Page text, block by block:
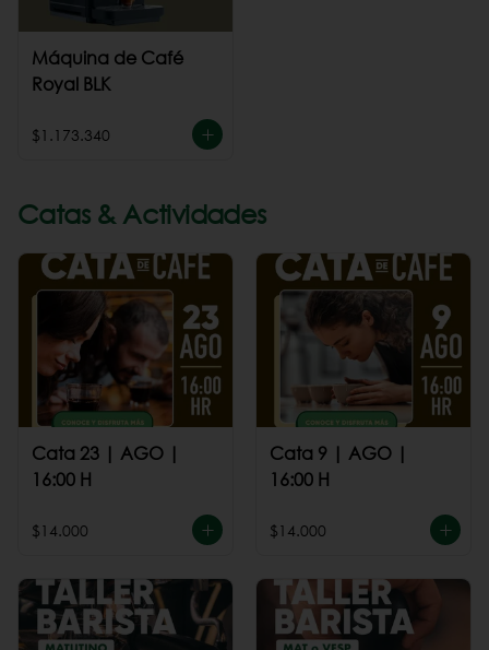
Máquina de Café
Royal BLK
$1.173.340
Catas & Actividades
Cata 23 | AGO |
16:00 H
$14.000
Cata 9 | AGO |
16:00 H
$14.000